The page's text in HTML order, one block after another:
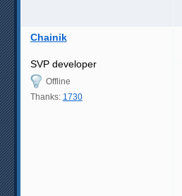
Chainik
SVP developer
Offline
Thanks: 1730